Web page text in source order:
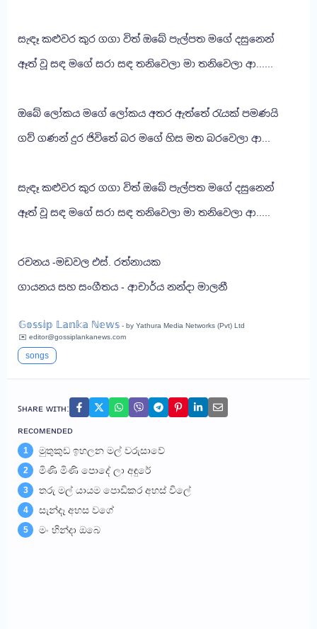
සැඳෑ කළුවර කුර ගගා විත් ඔබේ පැල්පත මගේ දසුනෙන්
ඈත් වූ සඳ මගේ සරා සඳ තනිවෙලා මා තනිවෙලා ආ......
ඔබේ ලෝකය මගේ ලෝකය අතර ඇත්තේ රැයක් පමණයි
ගව් ගණන් දුර ජිවිතේ බර මගේ හිස මත බරවෙලා ආ...
සැඳෑ කළුවර කුර ගගා විත් ඔබේ පැල්පත මගේ දසුනෙන්
ඈත් වූ සඳ මගේ සරා සඳ තනිවෙලා මා තනිවෙලා ආ.....
රචනය -මඩවල එස්. රත්නායක
ගායනය සහ සංගීතය - ආචාර්ය නන්දා මාලනී
𝔾𝕠𝕤𝕤𝕚𝕡 𝕃𝕒𝕟𝕜𝕒 ℕ𝕖𝕨𝕤 - by Yathura Media Networks (Pvt) Ltd
✉️ editor@gossiplankanews.com
songs
ꜱʜᴀʀᴇ ᴡɪᴛʜ:
ʀᴇᴄᴏᴍᴇɴᴅᴇᴅ
1 මුතුකුඩ ඉහලන මල් වරුසාවේ
2 මිණි මිණි පොදේ ලා අඳුරේ
3 තරු මල් යායම පොඩිකර අහස් විලේ
4 සැන්දෑ අහස වගේ
5 මං හින්දා ඔබෙ